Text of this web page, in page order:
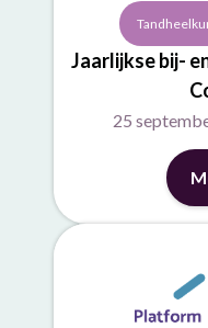
Jaarlijkse bij-
25